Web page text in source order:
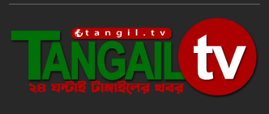
লিভারপুলকে হটিয়ে ফের শীর্ষে ম্যানচেস্টার
সিটি
চার দিনের ইজতেমা ছয় দিনে গড়াবে!